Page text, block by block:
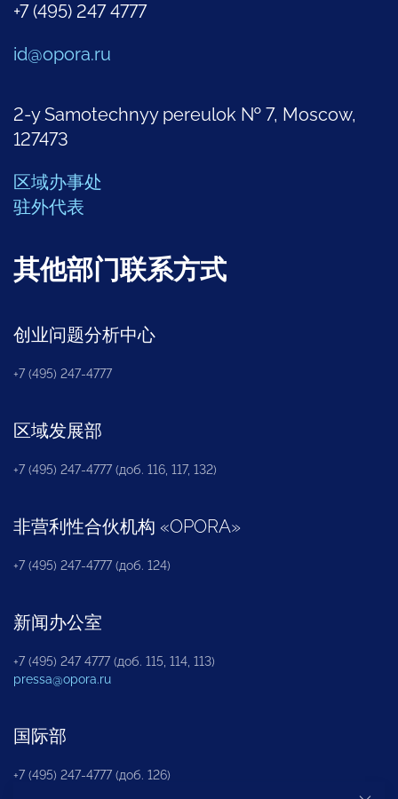
+7 (495) 247 4777
id@opora.ru
2-y Samotechnyy pereulok № 7, Moscow,
127473
区域办事处
驻外代表
其他部门联系方式
创业问题分析中心
+7 (495) 247-4777
区域发展部
+7 (495) 247-4777 (доб. 116, 117, 132)
非营利性合伙机构 «OPORA»
+7 (495) 247-4777 (доб. 124)
新闻办公室
+7 (495) 247 4777 (доб. 115, 114, 113)
pressa@opora.ru
国际部
+7 (495) 247-4777 (доб. 126)